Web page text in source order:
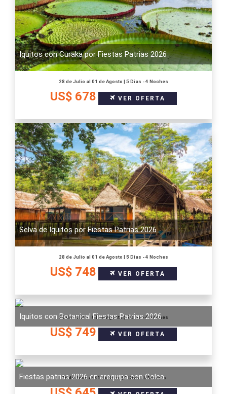
Iquitos con Curaka por Fiestas Patrias 2026
28 de Julio al 01 de Agosto | 5 Dias - 4 Noches
US$ 678 VER OFERTA
Selva de Iquitos por Fiestas Patrias 2026
28 de Julio al 01 de Agosto | 5 Dias - 4 Noches
US$ 748 VER OFERTA
Iquitos con Botanical Fiestas Patrias 2026
28 de Julio al 01 de Agosto | 5 Dias - 4 Noches
US$ 749 VER OFERTA
Fiestas patrias 2026 en arequipa con Colca
28 de Julio al 31 de Julio | 4 Dias - 3 Noches